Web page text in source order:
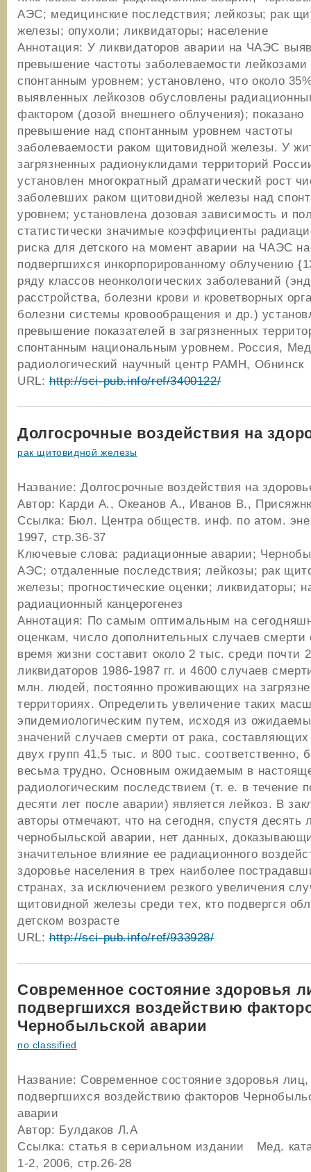
АЭС; медицинские последствия; лейкозы; рак
железы; опухоли; ликвидаторы; население
Аннотация: У ликвидаторов аварии на ЧАЭС
превышение частоты заболеваемости лейкозами
спонтанным уровнем; установлено, что около
выявленных лейкозов обусловлены
фактором (дозой внешнего облучения); показано
превышение над спонтанным уровнем частоты
заболеваемости раком щитовидной железы. У
загрязненных радионуклидами территорий
установлен многократный драматический рост
заболевших раком щитовидной железы над
уровнем; установлена дозовая зависимость и
статистически значимые коэффициенты
риска для детского на момент аварии на ЧАЭС
подвергшихся инкорпорированному облучению
ряду классов неонкологических заболеваний
расстройства, болезни крови и кроветворных
болезни системы кровообращения и др.)
превышение показателей в загрязненных
спонтанным национальным уровнем. Россия,
радиологический научный центр РАМН, Обнинск
URL: http://sci-pub.info/ref/3400122/
Долгосрочные воздействия на
рак щитовидной железы
Название: Долгосрочные воздействия на
Автор: Карди А., Океанов А., Иванов В.,
Ссылка: Бюл. Центра обществ. инф. по атом.
1997, стр.36-37
Ключевые слова: радиационные аварии;
АЭС; отдаленные последствия; лейкозы; рак
железы; прогностические оценки; ликвидаторы;
радиационный канцерогенез
Аннотация: По самым оптимальным на
оценкам, число дополнительных случаев смерти
время жизни составит около 2 тыс. среди почти
ликвидаторов 1986-1987 гг. и 4600 случаев
млн. людей, постоянно проживающих на
территориях. Определить увеличение таких
эпидемиологическим путем, исходя из
значений случаев смерти от рака,
двух групп 41,5 тыс. и 800 тыс. соответственно,
весьма трудно. Основным ожидаемым в
радиологическим последствием (т. е. в течение
десяти лет после аварии) является лейкоз. В
авторы отмечают, что на сегодня, спустя десять
чернобыльской аварии, нет данных,
значительное влияние ее радиационного
здоровье населения в трех наиболее
странах, за исключением резкого увеличения
щитовидной железы среди тех, кто подвергся
детском возрасте
URL: http://sci-pub.info/ref/933928/
Cовременное состояние здоровья
подвергшихся воздействию
Чернобыльской аварии
no classified
Название: Cовременное состояние здоровья лиц,
подвергшихся воздействию факторов
аварии
Автор: Булдаков Л.А
Ссылка: статья в сериальном издании Мед.
1-2, 2006, стр.26-28